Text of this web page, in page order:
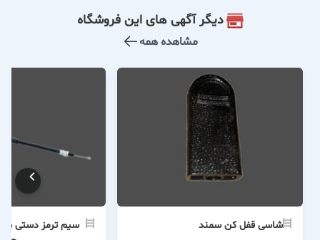
دیگر آگهی های این فروشگاه
مشاهده همه
شاسی قفل کن سمند